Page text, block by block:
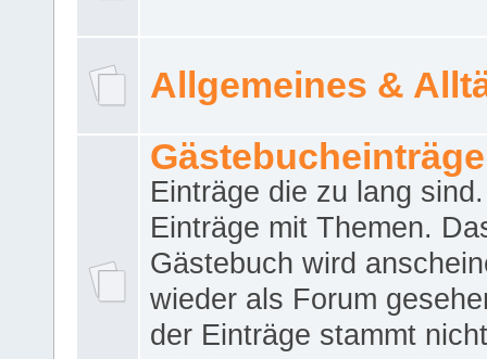
Allgemeines &
Gästebucheinträge
Einträge die zu lang
Einträge mit Themen.
Gästebuch wird
wieder als Forum
der Einträge stammt